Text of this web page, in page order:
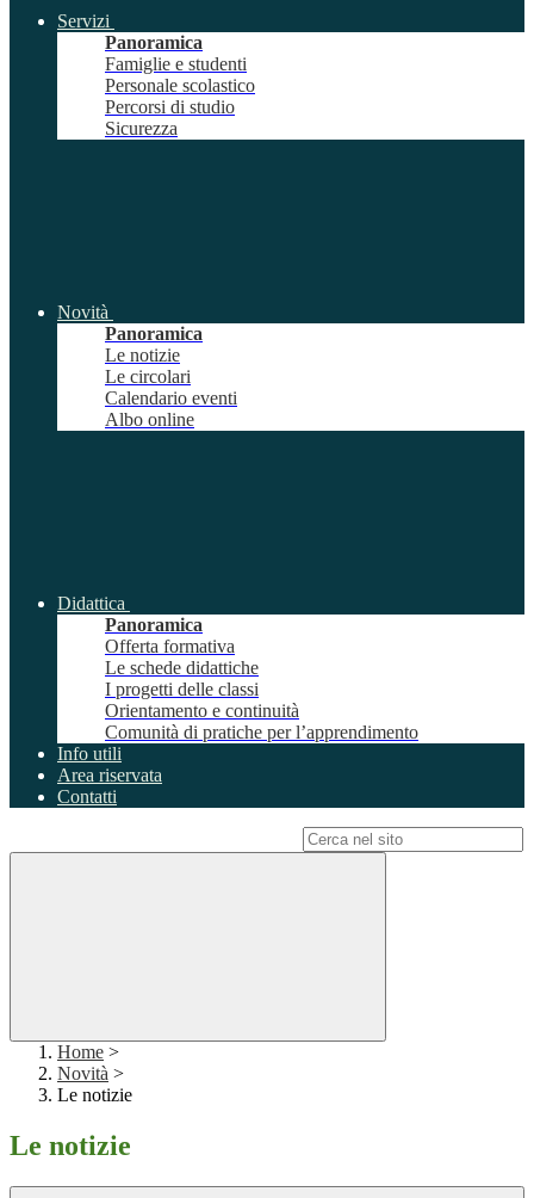
Servizi
Panoramica
Famiglie e studenti
Personale scolastico
Percorsi di studio
Sicurezza
Novità
Panoramica
Le notizie
Le circolari
Calendario eventi
Albo online
Didattica
Panoramica
Offerta formativa
Le schede didattiche
I progetti delle classi
Orientamento e continuità
Comunità di pratiche per l’apprendimento
Info utili
Area riservata
Contatti
Home >
Novità >
Le notizie
Le notizie